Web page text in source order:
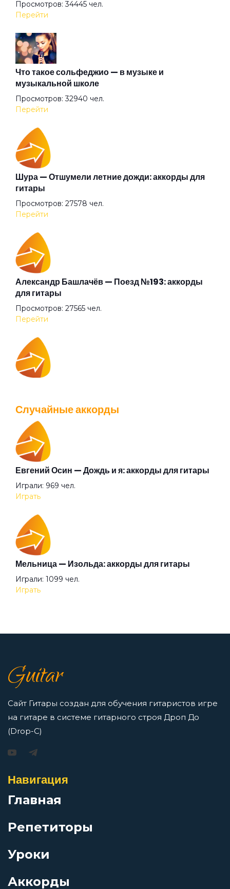
Ворона
Время
Встретились на счастье
Выживший
Гагарин
Гарь
Где ты?
Голова-фонарь
Город
Горько
Готика
Граница
Грязь
Гуру
Дверь в тёмную комнату
Девочка Весна
Депрессивная зима
Деревенская
Джедаи
До свидания
Добро пожаловать в ад
Просмотров: 34445 чел.
Перейти
Что такое сольфеджио — в музыке и
музыкальной школе
Просмотров: 32940 чел.
Перейти
Шура — Отшумели летние дожди: аккорды для
гитары
Просмотров: 27578 чел.
Перейти
Александр Башлачёв — Поезд №193: аккорды
для гитары
Просмотров: 27565 чел.
Перейти
Перейти
Валентин Стрыкало — Gay porn: аккорды для
гитары
Перейти
Аккорды для начинающих играть на гитаре —
легкие и простые песни на гитаре
Просмотров: 23267 чел.
как освоить нотную грамоту новичкам
Просмотров: 16421 чел.
гитары
Перейти
Просмотров: 10505 чел.
Случайные аккорды
Евгений Осин — Дождь и я: аккорды для гитары
Играли: 969 чел.
Играть
Мельница — Изольда: аккорды для гитары
Играли: 1099 чел.
Играть
Guitar
Сайт Гитары создан для обучения гитаристов игре
на гитаре в системе гитарного строя Дроп До
(Drop-C)
Навигация
Главная
Репетиторы
Уроки
Аккорды